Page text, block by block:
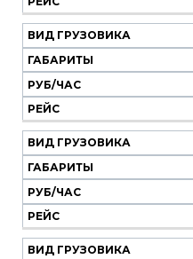
грузовика
ВИД ГРУЗОВИКА
ГАБАРИТЫ
РУБ/ЧАС
РЕЙС
ВИД ГРУЗОВИКА
ГАБАРИТЫ
РУБ/ЧАС
РЕЙС
ВИД ГРУЗОВИКА